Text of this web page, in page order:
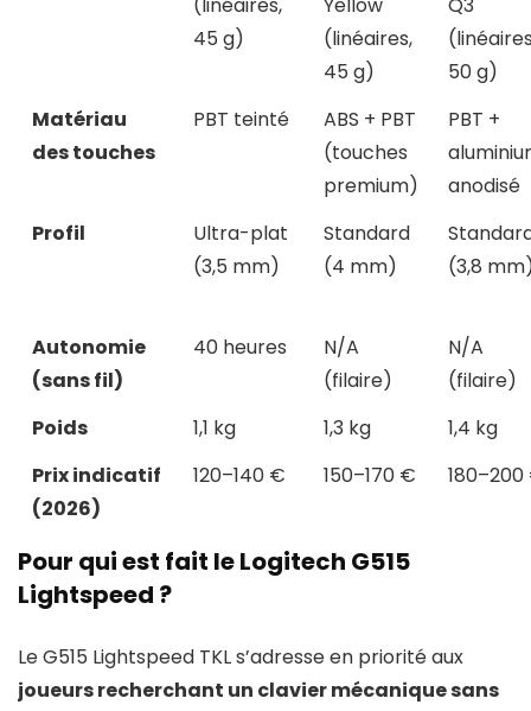
(linéaires,
45 g)
Yellow
(linéaires,
45 g)
Q3
50 g)
Matériau
des touches
PBT teinté
ABS + PBT
(touches
premium)
PBT +
anodisé
Profil
Ultra-plat
(3,5 mm)
Standard
(4 mm)
(3,8
Autonomie
(sans fil)
40 heures
N/A
(filaire)
N/A
(filaire)
Poids
1,1 kg 1,3 kg
1,4 kg
Prix indicatif
(2026)
120–140 € 150–170 €
Pour qui est fait le Logitech G515
Lightspeed ?
Le G515 Lightspeed TKL s’adresse en priorité aux
joueurs recherchant un clavier mécanique sans